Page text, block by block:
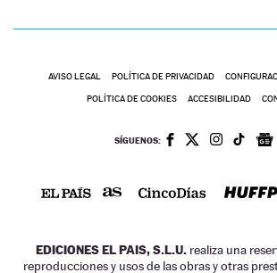
AVISO LEGAL POLÍTICA DE PRIVACIDAD
POLÍTICA DE COOKIES ACCESIBILIDAD
SÍGUENOS:
EDICIONES EL PAIS, S.L.U. realiza una
reproducciones y usos de las obras y otras